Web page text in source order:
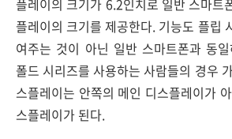
플레이의 크기가 6.2인치로 일반 스마트
플레이의 크기를 제공한다. 기능도 플립
여주는 것이 아닌 일반 스마트폰과 동
폴드 시리즈를 사용하는 사람들의 경우
스플레이는 안쪽의 메인 디스플레이가
스플레이가 된다.